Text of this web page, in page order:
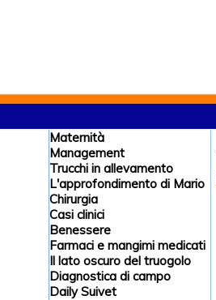
Maternità
Management
Trucchi in allevamento
L'approfondimento di Mario
Chirurgia
Casi clinici
Benessere
Farmaci e mangimi medicati
Il lato oscuro del truogolo
Diagnostica di campo
Daily Suivet